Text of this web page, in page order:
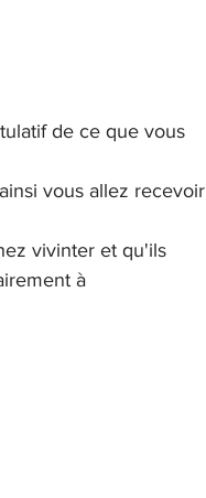
de ce que vous
vous allez recevoir
vivinter et qu'ils
à